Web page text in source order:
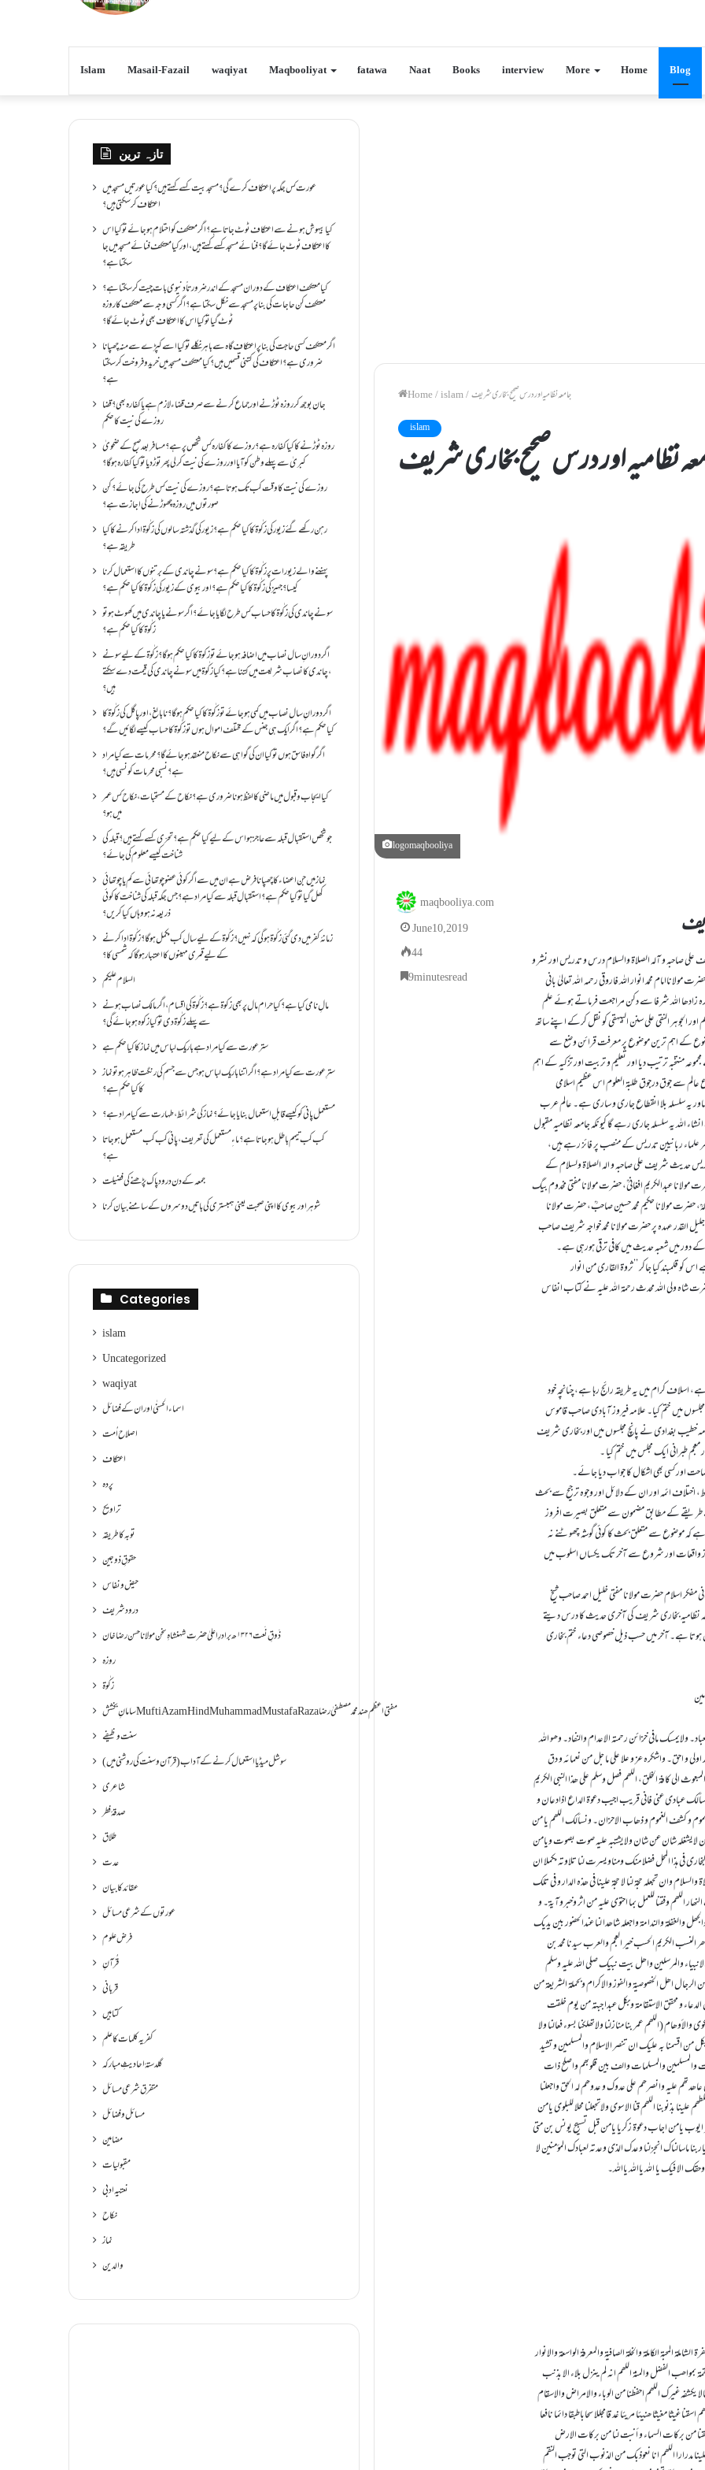
Islam Masail-Fazail waqiyat Maqbooliyat fatawa Naat Books interview More Home Blog
Home/islam/جامعہ نظامیہ اور درس صحیح بخاری شریف
islam
نظامیہ اور درس صحیح بخاری شریف
logomaqbooliya
صاحبہ و آلہ الصلاۃ والسلام درس و تدریس اور نشر و
محمد انوار اللہ فاروقی رحمہ اللہ تعالیٰ بانی
زادھا اللہ شرفا سے دکن مراجعت فرماتے ہوئے علم
الجوہر النقی علی سنن البیہقی کو نقل کرکے اپنے ساتھ
کے اہم ترین موضوع پر معرفت قرائن وضع سے
منتخبہ ترتیب دیا اور تعلیم و تربیت اور تزکیہ کے اہم
سے جوق درجوق طلبۃ العلوم اس عظیم اسلامی
یہ سلسلہ بلا انقطاع جاری و ساری ہے۔ عالم عرب
یہ سلسلہ جاری رہے گا کیونکہ جامعہ نظامیہ مقبول
علماء ربانیین تدریس کے منصب پر فائز رہے ہیں،
حدیث شریف علی صاحبہ و الہ الصلاۃ ولسلام کے
عبدالکریم افغانیؒ، حضرت مولانا مفتی مخدوم بیگ
حضرت مولانا حکیم محمد حسین صاحبؒ، حضرت مولانا
القدر عہدہ پر حضرت مولانا محمد خواجہ شریف صاحب
کے دور میں شعبہ حدیث میں کافی ترقی ہورہی ہے۔
قلمبند کیا جاکر ’’ثروۃ القاری من انوار
ولی اللہ محدث رحمۃ اللہ علیہ نے کتاب انفاس
کرام میں یہ طریقہ رائج رہا ہے، چنانچہ خود
میں ختم کیا۔ علامہ فیروز آبادی صاحب قاموس
خطیب بغدادی نے پانچ مجلسوں میں اور بخاری شریف
طبرانی ایک مجلس میں ختم کیا ۔
اور کسی بھی اشکال کا جواب دیا جائے۔
اختلاف ائمہ اور ان کے دلائل اور وجوہ ترجیح سے بحث
طریقے کے مطابق مضمون سے متعلق بصیرت افروز
کہ موضوع سے متعلق بحث کا کوئی گوشہ چھوٹنے نہ
واقعات اور شروع سے آخر تک یکساں اسلوب میں
مفکر اسلام حضرت مولانا مفتی خلیل احمد صاحب شیخ
نظامیہ بخاری شریف کی آخری حدیث کا درس دیتے
ہوتا ہے۔ آخر میں حسب ذیل خصوصی دعاء ختم بخاری
ولایمسک مافی خزائن رحمتہ الاعدام والنفاد۔ وھو اللہ
اولی و احق۔ واشکرہ عز و علا علی ما جل من نعمائہ و دق
الی کافۃ الخلق، اللھم فصل وسلم علی ھذا النبی الکریم
سألک عبادی عنی فانی قریب اجیب دعوۃ الداع اذادعان و
الھموم و کشف الغموم و ذھاب الاحزان۔ ونسألک اللھم یا من
یامن لایشغلہ شان عن شان ولایشتبہ علیہ صوت بصوت ویامن
فی ہذا المحل فضلا منک ومناویسرت لنا تلاوتہ مکملا ان
وان تجعلہ حجۃ لنا لا حجۃ علینا فی ھذہ الدار و فی تلک
اللھم وفقنا للعمل بما احتوی علیہ من اثر وخبروآیۃ۔ و
والغفلۃ والندامۃ واجعلہ شاھدا لنا عندالحضور بین یدیک
النسب الکریم الحسب خیر العجم والعرب سیدنا محمد بن
والمرسلین واھل بیت نبیک صلی اللہ علیہ وسلم
الرجال اھل الخصوصیۃ والفوز والاکرام وبحملۃ الشریعۃ من
الدعاء و محقق الاستقامۃ وبکل عبدا جبتہ من یوم خلقت
(اللھم عمر بنا منازلنا ولاتھلکنا بسوء فعالنا ولا
من اقسمنا بہ علیک ان تنصر الاسلام والمسلمین و تشید
والمسلمین والمسلمات والف بین قلوبھم واصلح ذات
علیہ وانصرھم علی عدوک و عدوھم لہ الحق واجعلنا
بذنوبنا اللھم قنا الاسوی ولاتجعلنا محلا للبلوی یامن
یامن اجاب دعوۃ زکریا یامن قبل تسبیح یونس بن متی
ماسالناک انجزلنا وعدک الذی وعدتہ لعبادک المؤمنین لا
فیک یا اللہ یااللہ یااللہ۔
المحبۃ الکاملۃ والخلۃ الصافیۃ والمعرفۃ الواسعۃ والانوار
بمواھب الفضل والمنۃ اللھم انہ لم ینزل بلاء الا بذنب
یکشفہ غیرک اللھم احفظنا من الوباء والامراض والاسقام
مغیثا ھنیئا مریئا غد قامجللا سحاباطبقا دائما نافعا
من برکات السماء و أنبت لنا من برکات الارض
مدرارا اللھم انا نعوذبک من الذنوب التی توجب النقم
maqbooliya.com
June 10, 2019
44
9 minutes read
تازہ ترین
عورت کس جگہ پر اعتکاف کرے گی؟مسجد بیت کسے کہتے ہیں؟کیا عورتیں مسجد میں
اعتکاف کر سکتی ہیں؟
کیا بیہوش ہونے سے اعتکاف ٹوٹ جاتا ہے؟ اگر معتکف کو احتلام ہو جائے تو کیا اس
کا اعتکاف ٹوٹ جائے گا؟فنائے مسجد کسے کہتے ہیں ، اور کیا معتکف فنائے مسجد میں جا
سکتا ہے؟
کیا معتکف اعتکاف کے دوران مسجد کے اندر ضرورتاً دنیوی بات چیت کر سکتا ہے؟
معتکف کن حاجات کی بنا پر مسجد سے نکل سکتا ہے؟ اگر کسی وجہ سے معتکف کا روزہ
ٹوٹ گیا تو کیا اس کا اعتکاف بھی ٹوٹ جائے گا؟
اگر معتکف کسی حاجت کی بنا پر اعتکاف گاہ سے باہر نکلے تو کیا اسے کپڑے سے منہ چھپانا
ضروری ہے؟اعتکاف کی کتنی قسمیں ہیں؟کیا معتکف مسجد میں خرید و فروخت کر سکتا
ہے؟
جان بوجھ کر روزہ ٹوڑنے اور جماع کرنے سے صرف قضاء لازم ہے یا کفارہ بھی؟ قضا
روزے کی نیت کا حکم
روزہ ٹوڑنے کا کیا کفارہ ہے؟روزے کا کفارہ کس شخص پر ہے؟ مسافر بعد صبح کے ضحویٰ
کبریٰ سے پہلے وطن کو آیا اور روزے کی نیت کر لی پھر توڑ دیا تو کیا کفارہ ہو گا؟
روزے کی نیت کا وقت کب تک ہوتا ہے؟ روزے کی نیت کس طرح کی جائے؟ کن
صورتوں میں روزہ چھوڑنے کی اجازت ہے؟
رہن رکھے گئے زیور کی زکٰوۃ کا کیا حکم ہے؟زیور کی گذشتہ سالوں کی زکٰوۃ ادا کرنے کا کیا
طریقہ ہے؟
پہننے والے زیورات پر زکٰوۃ کا کیا حکم ہے؟ سونے چاندی کے برتنوں کا استعمال کرنا
کیسا؟ جہیز کی زکٰوۃ کا کیا حکم ہے؟ اور بیوی کے زیور کی زکٰوۃ کا کیا حکم ہے؟
سونے چاندی کی زکٰوۃ کا حساب کس طرح لگایا جائے؟ اگر سونے یا چاندی میں کھوٹ ہو تو
زکٰوۃ کا کیا حکم ہے؟
اگر دورانِ سال نصاب میں اضافہ ہو جائے تو زکوۃ کا کیا حکم ہو گا؟ زکٰوۃ کے لیے سونے
،چاندی کا نصاب شریعت میں کتنا ہے؟ کیا زکٰوۃ میں سونے چاندی کی قیمت دے سکتے
ہیں؟
اگر دورانِ سال نصاب میں کمی ہو جائے تو زکٰوۃ کا کیا حکم ہو گا؟ نا بالغ ، اور پاگل کی زکٰوۃ کا
کیا حکم ہے؟ اگر ایک ہی جنس کے مختلف اموال ہوں تو زکٰوۃ کا حساب کیسے لگائیں گے؟
اگر گواہ فاسق ہوں تو کیا ان کی گواہی سے نکاح منعقد ہو جائے گا؟ محرمات سے کیا مراد
ہے؟ نسبی محرمات کونسی ہیں؟
کیا ایجاب و قبول میں ماضی کا لفظ ہونا ضروری ہے؟ نکاح کے مستحبات، نکاح کس عمر
میں ہو؟
جو شخص استقبال قبلہ سے عاجز ہو اس کے لیے کیا حکم ہے؟ تحرّی کسے کہتے ہیں؟ قبلہ کی
شناخت کیسے معلوم کی جائے؟
نماز میں جن اعضاء کا چھپانا فرض ہے ان میں سے اگر کوئی عضو چوتھائی سے کم یا چوتھائی
کھل گیا تو کیا حکم ہے؟استقبالِ قبلہ سے کیا مراد ہے؟جس جگہ قبلہ کی شناخت کا کوئی
ذریعہ نہ ہو وہاں کیا کریں؟
زمانۂ کفر میں دی گئی زکٰوۃ ہو گی کہ نہیں؟زکٰوۃ کے لیے سال کب مکمل ہو گا؟زکٰوۃ ادا کرنے
کے لیے قمری مہینوں کا اعتبار ہو گا کہ شمسی کا؟
السلام علیکم
مالِ نامی کیا ہے؟ کیا حرام مال پر بھی زکوۃ ہے؟ زکٰوۃ کی اقسام ،اگر مالک نصاب ہونے
سے پہلے زکٰوۃ دی تو کیا زکوه ہو جائےگی؟
ستر عورت سے کیا مراد ہے باریک لباس میں نماز کا کیا حکم ہے
سترِ عورت سے کیا مراد ہے؟اگر اتنا باریک لباس ہو جس سے جسم کی رنگت ظاہر ہو تو نماز
کا کیا حکم ہے؟
مستعمل پانی کو کیسے قابلِ استعمال بنایا جائے؟ نماز کی شرائط ،طہارت سے کیا مراد ہے؟
کب کب تیمم باطل ہو جاتا ہے؟ ماءِ مستعمل کی تعریف ،پانی کب کب مستعمل ہو جاتا
ہے؟
جمعہ کے دن درود پاک پڑھنے کی فضیلت
شوہر اور بیوی کا اپنی صحبت یعنی ہمبستری کی باتیں دوسروں کے سامنے بیان کرنا
Categories
islam
Uncategorized
waqiyat
اسماءالحسنٰی اور ان کے فضائل
اصلاح اُمت
اعتکاف
پردہ
تراویح
توبہ کا طریقہ
حقوقِ ذوجین
حیض و نفاس
درود شریف
ذَوقِ نَعت ۱۳۲۶ھ برادرِ اعلیٰ حضرت شہنشاہِ سخن مولانا حسن رضا خان
روزہ
زکٰوۃ
سامانِ بخشش Mufti Azam Hind Muhammad Mustafa Raza مفتی اعظم ھند محمد مصطفیٰ رضا
سنت وظیفے
سوشل میڈیا استعمال کرنے کے آداب (قرآن و سنت کی روشنی میں)
شاعری
صدقۂ فطر
طلاق
عدت
عقائد کا بیان
عورتوں کے شرعی مسائل
فرض علوم
قُرآنِ
قربانی
کتابیں
کفریہ کلمات کا علم
گلدستۂ احادیثِ مبارکہ
متفرق شرعی مسائل
مسائل و فضائل
مضامین
مقبولیات
نعتیہ ادبی
نکاح
نماز
والدین